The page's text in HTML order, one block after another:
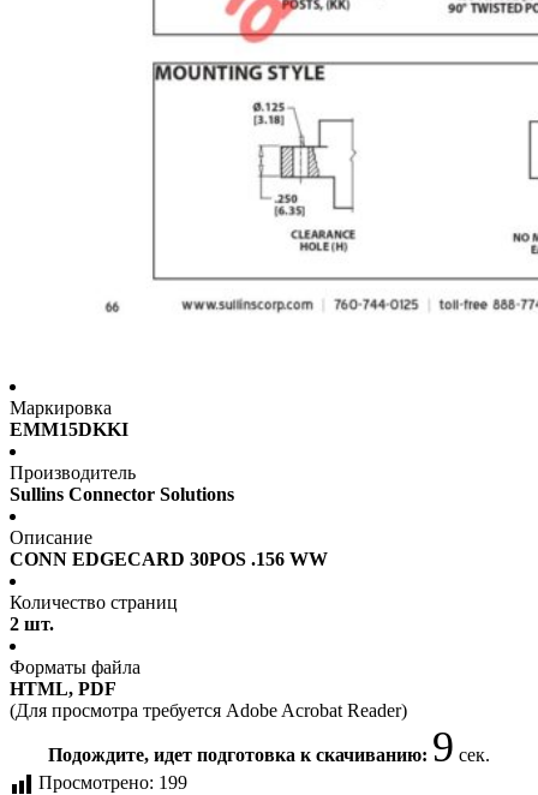
Маркировка
EMM15DKKI
Производитель
Sullins Connector Solutions
Описание
CONN EDGECARD 30POS .156 WW
Количество страниц
2 шт.
Форматы файла
HTML, PDF
(Для просмотра требуется Adobe Acrobat Reader)
Подождите, идет подготовка к скачиванию: 9 сек.
Просмотрено: 199